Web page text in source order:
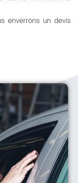
enverrons un devis